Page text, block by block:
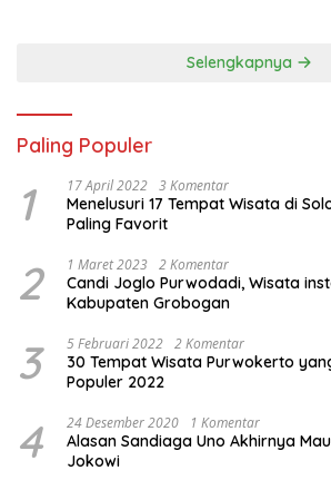
Selengkapnya
Paling Populer
1 17 April 2022 3 Komentar
Menelusuri 17 Tempat Wisata di
Paling Favorit
2 1 Maret 2023 2 Komentar
Candi Joglo Purwodadi, Wisata
Kabupaten Grobogan
3 5 Februari 2022 2 Komentar
30 Tempat Wisata Purwokerto
Populer 2022
4 24 Desember 2020 1 Komentar
Alasan Sandiaga Uno Akhirnya
Jokowi